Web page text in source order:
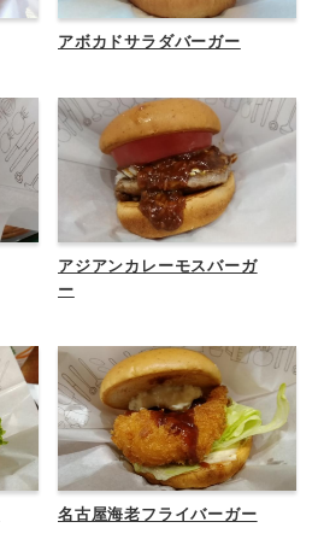
アボカドサラダバーガー
アジアンカレーモスバーガ
ー
名古屋海老フライバーガー